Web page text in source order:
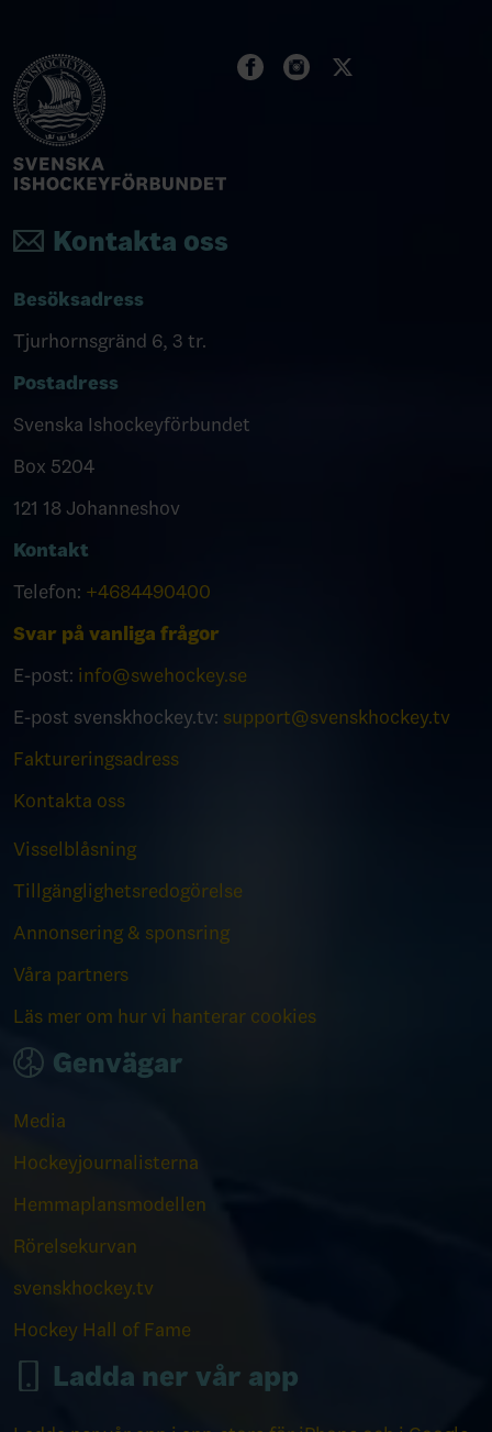
Kontakta oss
Besöksadress
Tjurhornsgränd 6, 3 tr.
Postadress
Svenska Ishockeyförbundet
Box 5204
121 18 Johanneshov
Kontakt
Telefon: +4684490400
Svar på vanliga frågor
E-post: info@swehockey.se
E-post svenskhockey.tv: support@svenskhockey.tv
Faktureringsadress
Kontakta oss
Visselblåsning
Tillgänglighetsredogörelse
Annonsering & sponsring
Våra partners
Läs mer om hur vi hanterar cookies
Genvägar
Media
Hockeyjournalisterna
Hemmaplansmodellen
Rörelsekurvan
svenskhockey.tv
Hockey Hall of Fame
Ladda ner vår app